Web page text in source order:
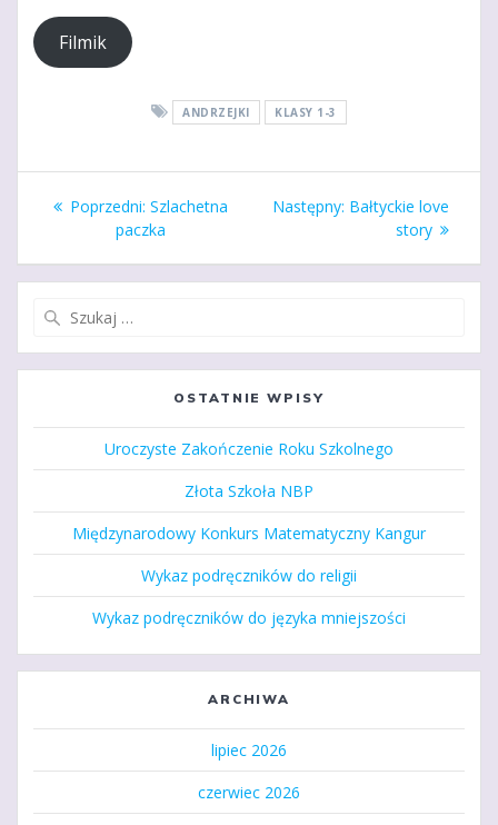
Filmik
ANDRZEJKI KLASY 1-3
Nawigacja
wpisu
Poprzedni: Poprzedni
wpis:
Szlachetna
paczka
Następny: Następny
Bałtyckie love
story
OSTATNIE WPISY
Uroczyste Zakończenie Roku Szkolnego
Złota Szkoła NBP
Międzynarodowy Konkurs Matematyczny Kangur
Wykaz podręczników do religii
Wykaz podręczników do języka mniejszości
ARCHIWA
lipiec 2026
czerwiec 2026